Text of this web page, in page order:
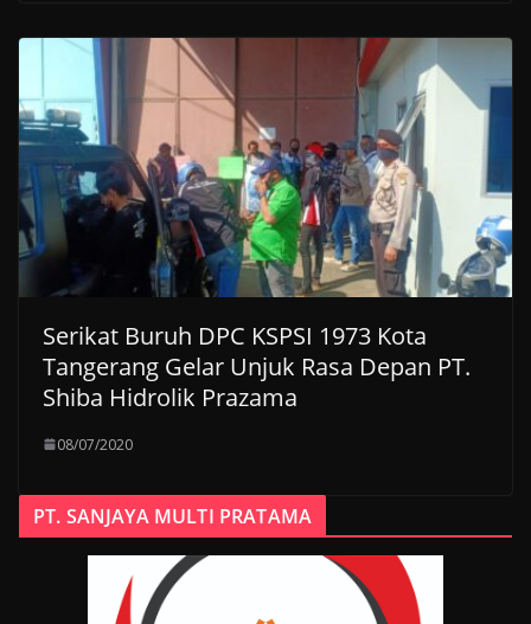
Serikat Buruh DPC KSPSI 1973 Kota
Tangerang Gelar Unjuk Rasa Depan PT.
Shiba Hidrolik Prazama
08/07/2020
PT. SANJAYA MULTI PRATAMA